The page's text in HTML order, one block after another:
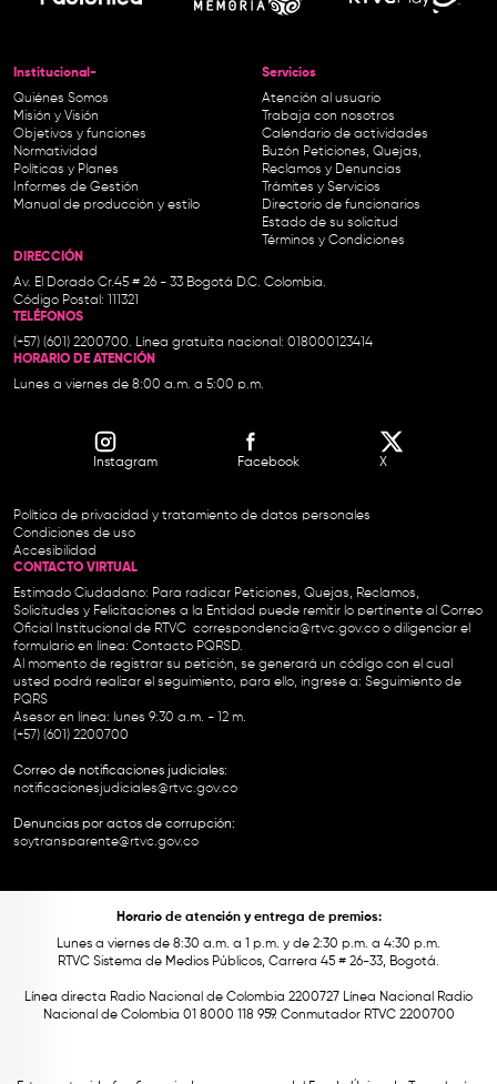
Institucional-
Quiénes Somos
Misión y Visión
Objetivos y funciones
Normatividad
Políticas y Planes
Informes de Gestión
Manual de producción y estilo
Servicios
Atención al usuario
Trabaja con nosotros
Calendario de actividades
Buzón Peticiones, Quejas,
Reclamos y Denuncias
Trámites y Servicios
Directorio de funcionarios
Estado de su solicitud
Términos y Condiciones
DIRECCIÓN
Av. El Dorado Cr.45 # 26 - 33 Bogotá D.C. Colombia.
Código Postal: 111321
TELÉFONOS
(+57) (601) 2200700. Línea gratuita nacional: 018000123414
HORARIO DE ATENCIÓN
Lunes a viernes de 8:00 a.m. a 5:00 p.m.
Instagram Facebook X
Política de privacidad y tratamiento de datos personales
Condiciones de uso
Accesibilidad
CONTACTO VIRTUAL
Estimado Ciudadano: Para radicar Peticiones, Quejas, Reclamos,
Solicitudes y Felicitaciones a la Entidad puede remitir lo pertinente al Correo
Oficial Institucional de RTVC correspondencia@rtvc.gov.co o diligenciar el
formulario en línea: Contacto PQRSD.
Al momento de registrar su petición, se generará un código con el cual
usted podrá realizar el seguimiento, para ello, ingrese a: Seguimiento de
PQRS
Asesor en línea: lunes 9:30 a.m. - 12 m.
(+57) (601) 2200700
Correo de notificaciones judiciales:
notificacionesjudiciales@rtvc.gov.co
Denuncias por actos de corrupción:
soytransparente@rtvc.gov.co
Horario de atención y entrega de premios:
Lunes a viernes de 8:30 a.m. a 1 p.m. y de 2:30 p.m. a 4:30 p.m.
RTVC Sistema de Medios Públicos, Carrera 45 # 26-33, Bogotá.
Línea directa Radio Nacional de Colombia 2200727 Línea Nacional Radio
Nacional de Colombia 01 8000 118 959. Conmutador RTVC 2200700